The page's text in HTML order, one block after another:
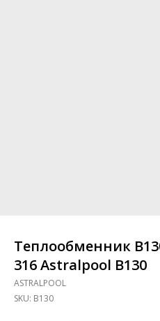
Теплообменник
316 Astralpool B130
ASTRALPOOL
SKU: B130